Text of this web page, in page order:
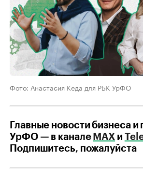
Фото: Анастасия Кеда для РБК УрФО
Главные новости бизнеса и
УрФО — в канале МАХ и
Подпишитесь, пожалуйста